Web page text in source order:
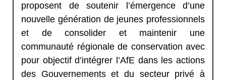
proposent de soutenir l’émergence d’une
nouvelle génération de jeunes professionnels
et de consolider et maintenir une
communauté régionale de conservation avec
pour objectif d’intégrer l’AfE dans les actions
des Gouvernements et du secteur privé à